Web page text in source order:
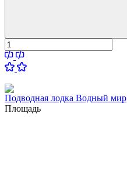
Подводная лодка Водный мир
Площадь